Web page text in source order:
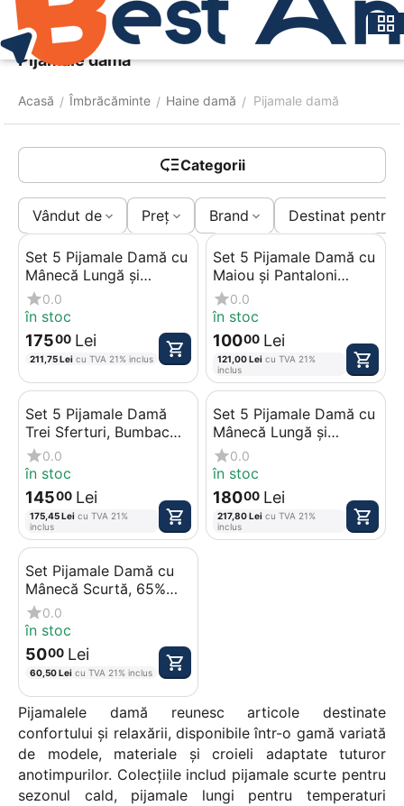
Pijamale damă
Acasă / Îmbrăcăminte / Haine damă / Pijamale damă
Categorii
Vândut de Preț Brand Destinat pentru
Pijamalele damă reunesc articole destinate
confortului și relaxării, disponibile într-o gamă variată
de modele, materiale și croieli adaptate tuturor
anotimpurilor. Colecțiile includ pijamale scurte pentru
sezonul cald, pijamale lungi pentru temperaturi
Set 5 Pijamale Damă cu
Mânecă Lungă și
Pantaloni Lungi,
Bumbac 100%, Mărimi
0.0
în stoc
17500 Lei
211,75Lei cu TVA 21% inclus
Set 5 Pijamale Damă cu
Maiou și Pantaloni
Scurți, Bumbac 100%,
Mărimi 46-54
0.0
în stoc
10000 Lei
121,00Lei cu TVA 21%
inclus
Set 5 Pijamale Damă
Trei Sferturi, Bumbac
100%, Mărimi 46-54
0.0
în stoc
14500 Lei
175,45Lei cu TVA 21%
inclus
Set 5 Pijamale Damă cu
Mânecă Lungă și
Pantaloni Lungi,
Bumbac 100%, Mărimi
46-54
0.0
în stoc
18000 Lei
217,80Lei cu TVA 21%
inclus
Set Pijamale Damă cu
Mânecă Scurtă, 65%
Bumbac, 4 Mărimi per
Set (M-2XL), Diverse
Modele și Culori
0.0
în stoc
5000 Lei
60,50Lei cu TVA 21% inclus
Meniu Caută Coș